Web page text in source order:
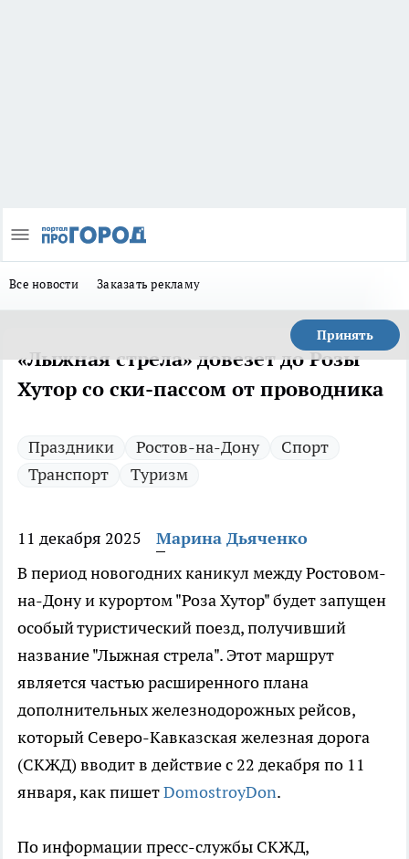
Все новости Заказать рекламу
Принять
«Лыжная стрела» довезет до Розы
Хутор со ски-пассом от проводника
Праздники Ростов-на-Дону
Спорт
Транспорт
Туризм
11 декабря 2025
Марина Дьяченко
В период новогодних каникул между Ростовом-
на-Дону и курортом "Роза Хутор" будет запущен
особый туристический поезд, получивший
название "Лыжная стрела". Этот маршрут
является частью расширенного плана
дополнительных железнодорожных рейсов,
который Северо-Кавказская железная дорога
(СКЖД) вводит в действие с 22 декабря по 11
января, как пишетDomostroyDon.
По информации пресс-службы СКЖД,